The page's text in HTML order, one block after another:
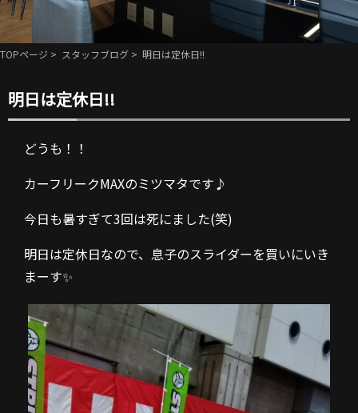
TOPページ > スタッフブログ > 明日は定休日!!
明日は定休日!!
どうも！！
カーフリークMAXのミツマタです♪
今日も暑すぎて3回は死にました(笑)
明日は定休日なので、息子のスライダーを買いにいき
まーす✨